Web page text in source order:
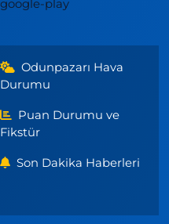
Odunpazarı Hava
Durumu
Puan Durumu ve
Fikstür
Son Dakika Haberleri